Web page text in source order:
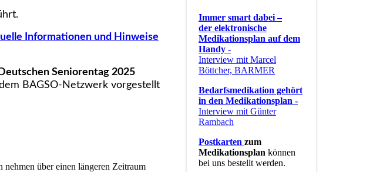
Informationen und Hinweise
Seniorentag 2025
BAGSO-Netzwerk vorgestellt
nehmen über einen längeren Zeitraum
Immer smart dabei –
der elektronische
Medikationsplan auf dem
Handy -
Interview mit Marcel
Böttcher, BARMER
Bedarfsmedikation gehört
in den Medikationsplan -
Interview mit Günter
Rambach
Postkarten zum
Medikationsplan können
bei uns bestellt werden.